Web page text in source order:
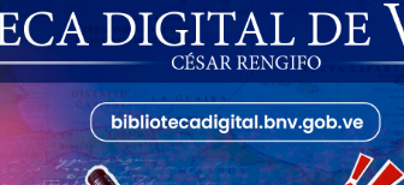
de Venezuela año CXXXIII Mes V, Caracas
obras de Modesta Bor